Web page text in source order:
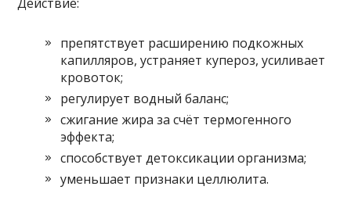
препятствует расширению подкожных
капилляров, устраняет купероз, усиливает
кровоток;
регулирует водный баланс;
сжигание жира за счёт термогенного
эффекта;
способствует детоксикации организма;
уменьшает признаки целлюлита.